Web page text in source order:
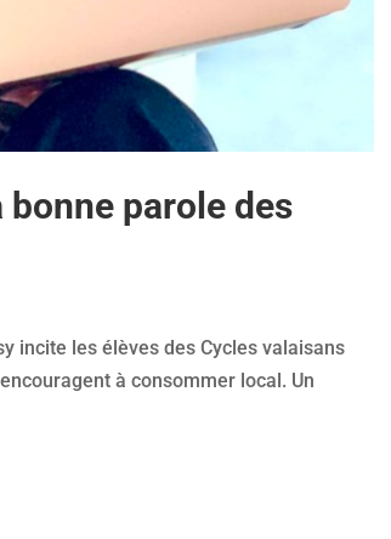
bonne parole des
incite les élèves des Cycles valaisans
à consommer local. Un